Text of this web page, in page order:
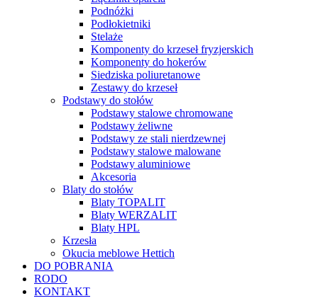
Podnóżki
Podłokietniki
Stelaże
Komponenty do krzeseł fryzjerskich
Komponenty do hokerów
Siedziska poliuretanowe
Zestawy do krzeseł
Podstawy do stołów
Podstawy stalowe chromowane
Podstawy żeliwne
Podstawy ze stali nierdzewnej
Podstawy stalowe malowane
Podstawy aluminiowe
Akcesoria
Blaty do stołów
Blaty TOPALIT
Blaty WERZALIT
Blaty HPL
Krzesła
Okucia meblowe Hettich
DO POBRANIA
RODO
KONTAKT